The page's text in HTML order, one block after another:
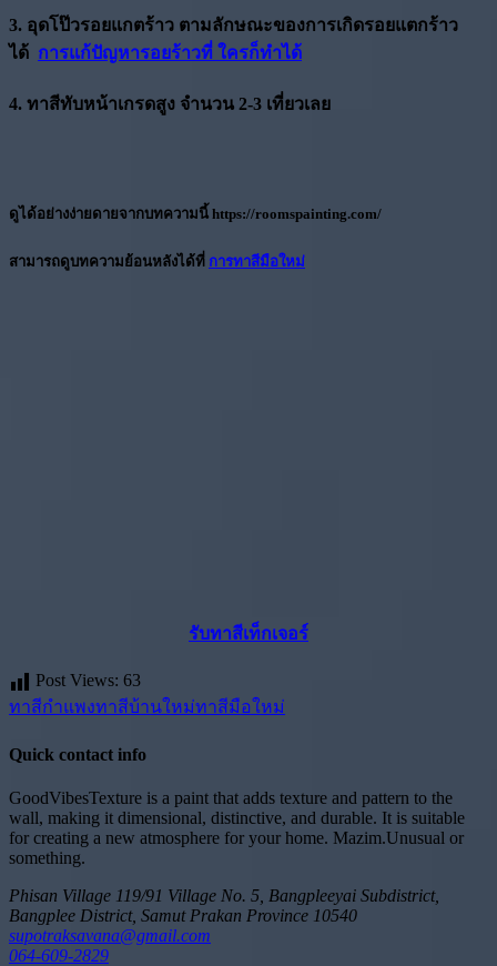
3. อุดโป๊วรอยแกตร้าว ตามลักษณะของการเกิดรอยแตกร้าว
ได้ การแก้ปัญหารอยร้าวที่ ใครก็ทำได้
4. ทาสีทับหน้าเกรดสูง จำนวน 2-3 เที่ยวเลย
ดูได้อย่างง่ายดายจากบทความนี้ https://roomspainting.com/
สามารถดูบทความย้อนหลังได้ที่ การทาสีมือใหม่
รับทาสีเท็กเจอร์
Post Views: 63
ทาสีกำแพงทาสีบ้านใหม่ทาสีมือใหม่
Quick contact info
GoodVibesTexture is a paint that adds texture and pattern to the
wall, making it dimensional, distinctive, and durable. It is suitable
for creating a new atmosphere for your home. Mazim.Unusual or
something.
Phisan Village 119/91 Village No. 5, Bangpleeyai Subdistrict,
Bangplee District, Samut Prakan Province 10540
supotraksavana@gmail.com
064-609-2829